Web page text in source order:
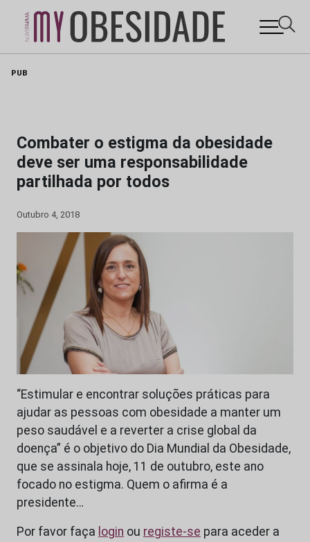
PUB
Combater o estigma da obesidade
deve ser uma responsabilidade
partilhada por todos
Outubro 4, 2018
“Estimular e encontrar soluções práticas para
ajudar as pessoas com obesidade a manter um
peso saudável e a reverter a crise global da
doença” é o objetivo do Dia Mundial da Obesidade,
que se assinala hoje, 11 de outubro, este ano
focado no estigma. Quem o afirma é a
presidente…
Por favor faça login ou registe-se para aceder a